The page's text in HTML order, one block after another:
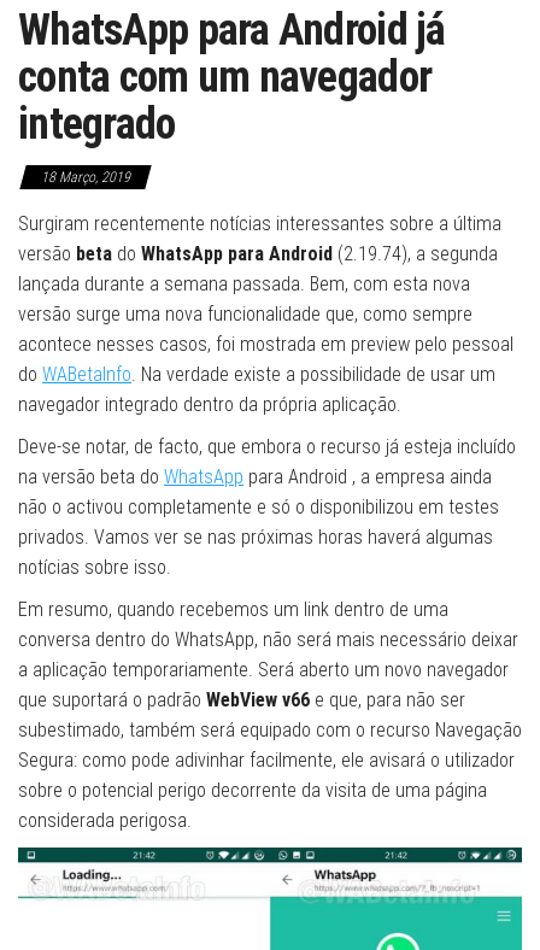
WhatsApp para Android já
conta com um navegador
integrado
18 Março, 2019
Surgiram recentemente notícias interessantes sobre a última
versão beta do WhatsApp para Android (2.19.74), a segunda
lançada durante a semana passada. Bem, com esta nova
versão surge uma nova funcionalidade que, como sempre
acontece nesses casos, foi mostrada em preview pelo pessoal
do WABetaInfo. Na verdade existe a possibilidade de usar um
navegador integrado dentro da própria aplicação.
Deve-se notar, de facto, que embora o recurso já esteja incluído
na versão beta do WhatsApp para Android , a empresa ainda
não o activou completamente e só o disponibilizou em testes
privados. Vamos ver se nas próximas horas haverá algumas
notícias sobre isso.
Em resumo, quando recebemos um link dentro de uma
conversa dentro do WhatsApp, não será mais necessário deixar
a aplicação temporariamente. Será aberto um novo navegador
que suportará o padrão WebView v66 e que, para não ser
subestimado, também será equipado com o recurso Navegação
Segura: como pode adivinhar facilmente, ele avisará o utilizador
sobre o potencial perigo decorrente da visita de uma página
considerada perigosa.